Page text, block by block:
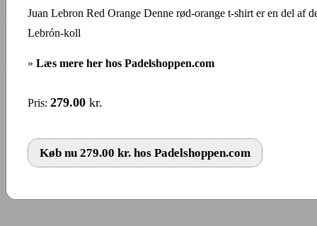
Juan Lebron Red Orange Denne rød-orange t-shirt er en del af
Lebrón-koll
» Læs mere her hos Padelshoppen.com
Pris: 279.00 kr.
Køb nu 279.00 kr. hos Padelshoppen.com